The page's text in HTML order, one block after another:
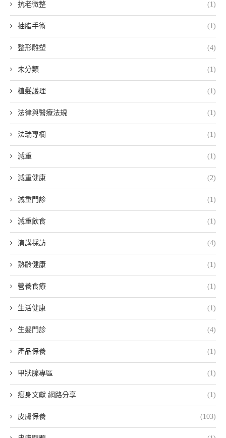
抗老微整 (1)
抽脂手術 (1)
整形雕塑 (4)
未分類 (1)
植髮護理 (1)
法律與醫療法規 (1)
法瑞專欄 (1)
減重 (1)
減重健康 (2)
減重門診 (1)
減重飲食 (1)
演講採訪 (4)
熟齡健康 (1)
營養食療 (1)
生活健康 (1)
生髮門診 (4)
產品保養 (1)
甲狀腺專區 (1)
瘦身文獻 網路分享 (1)
皮膚保養 (103)